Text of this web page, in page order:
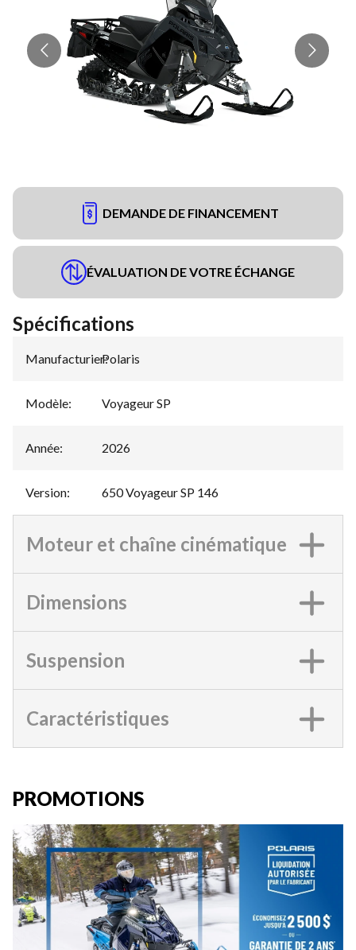
DEMANDE DE FINANCEMENT
ÉVALUATION DE VOTRE ÉCHANGE
Spécifications
Manufacturier:
Polaris
Modèle: Voyageur SP
Année: 2026
Version: 650 Voyageur SP 146
Moteur et chaîne cinématique
Dimensions
Suspension
Caractéristiques
PROMOTIONS